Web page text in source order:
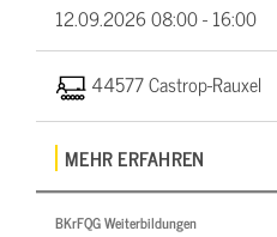
12.09.202608:00 - 16:00
44577 Castrop-Rauxel
MEHR ERFAHREN
BKrFQG Weiterbildungen